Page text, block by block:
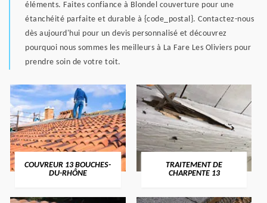
éléments. Faites confiance à Blondel couverture pour une
étanchéité parfaite et durable à {code_postal}. Contactez-nous
dès aujourd'hui pour un devis personnalisé et découvrez
pourquoi nous sommes les meilleurs à La Fare Les Oliviers pour
prendre soin de votre toit.
COUVREUR 13 BOUCHES-
DU-RHÔNE
TRAITEMENT DE
CHARPENTE 13